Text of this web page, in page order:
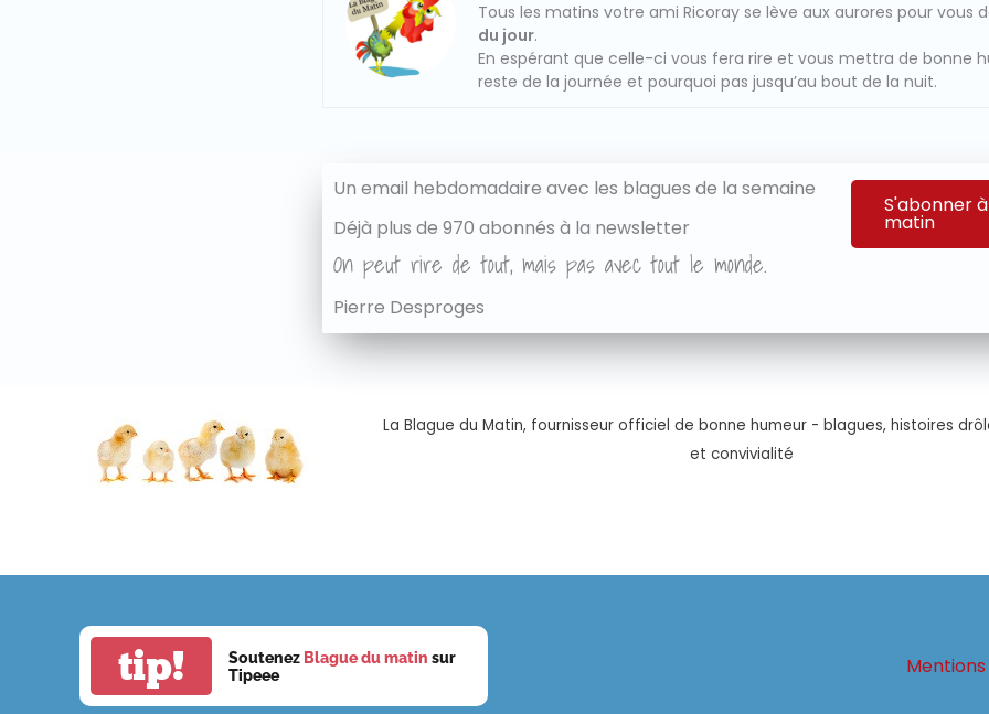
Tous les matins votre ami Ricoray se lève aux aurores pour vous
du jour.
En espérant que celle-ci vous fera rire et vous mettra de bonne
reste de la journée et pourquoi pas jusqu’au bout de la nuit.
Un email hebdomadaire avec les blagues de la semaine
Déjà plus de 970 abonnés à la newsletter
S'abonner
matin
On peut rire de tout, mais pas avec tout le monde.
Pierre Desproges
La Blague du Matin, fournisseur officiel de bonne humeur - blagues, histoires
et convivialité
tip! Soutenez Blague du matin sur
Tipeee